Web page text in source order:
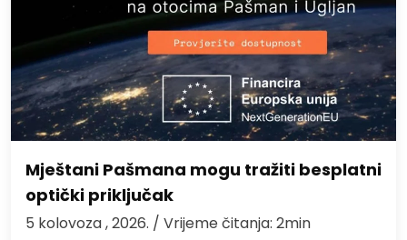
Mještani Pašmana mogu tražiti besplatni
optički priključak
5 kolovoza , 2026. / Vrijeme čitanja: 2min